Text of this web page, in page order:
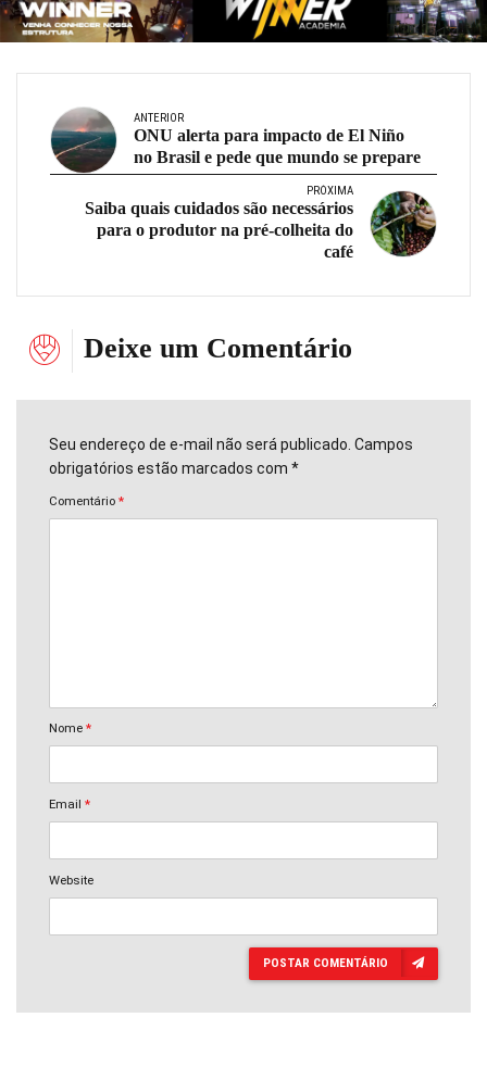
ANTERIOR
ONU alerta para impacto de El Niño
no Brasil e pede que mundo se prepare
PRÓXIMA
Saiba quais cuidados são necessários
para o produtor na pré-colheita do
café
Deixe um Comentário
Seu endereço de e-mail não será publicado. Campos
obrigatórios estão marcados com *
Comentário *
Nome *
Email *
Website
POSTAR COMENTÁRIO